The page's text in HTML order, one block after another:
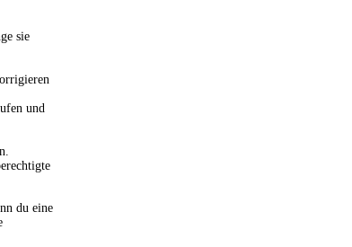
sie
und
du eine